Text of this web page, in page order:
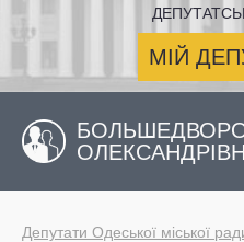
МІЙ
Депутати Одеської міської